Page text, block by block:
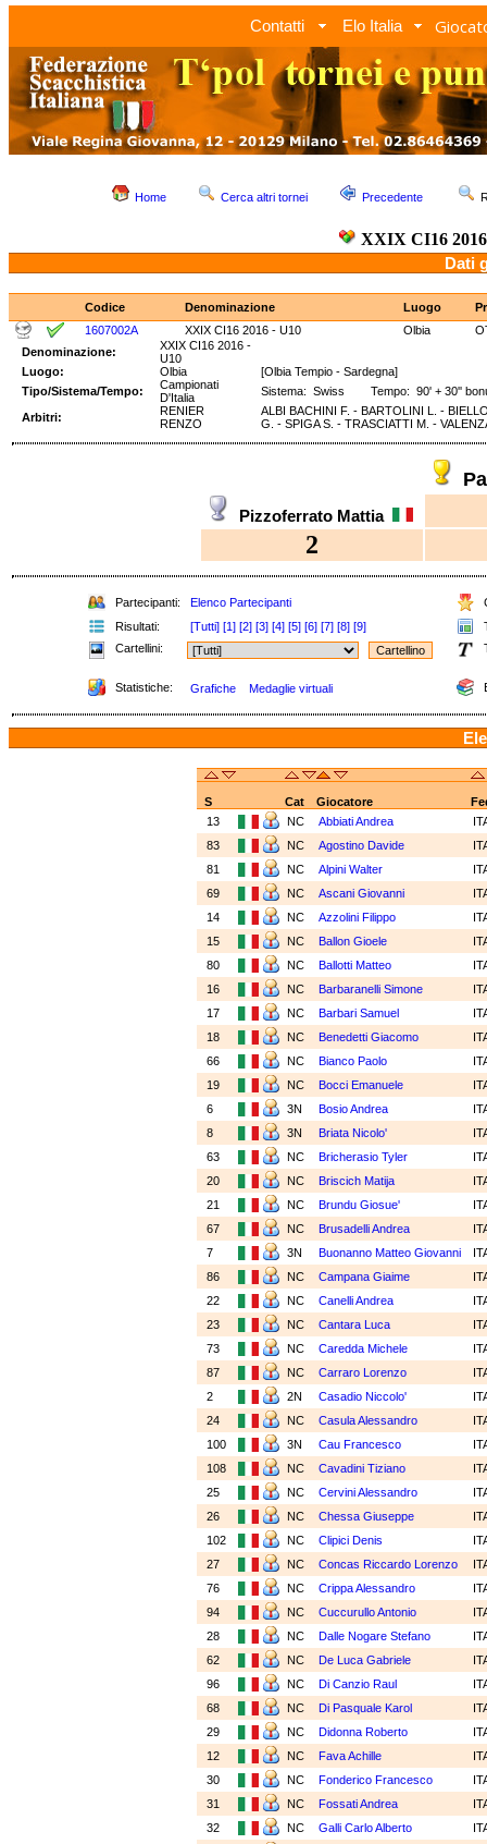
Contatti Elo Italia
Home Cerca altri tornei Precedente
XXIX CI16
Dati
Codice Denominazione Luogo
Pr
1607002A
XXIX CI16 2016 - U10 Olbia
Denominazione:
XXIX CI16 2016 -
U10
Luogo:
Olbia
[Olbia Tempio - Sardegna]
Tipo/Sistema/Tempo:
Campionati
D'Italia
Sistema: Swiss Tempo: 90' + 30''
Arbitri:
RENIER
RENZO
ALBI BACHINI F. - BARTOLINI L. -
G. - SPIGA S. - TRASCIATTI M. -
Pizzoferrato Mattia
2
Partecipanti: Elenco Partecipanti
Risultati:
[Tutti] [1] [2] [3] [4] [5] [6] [7] [8] [9]
Cartellini:
Statistiche: Grafiche Medaglie virtuali
S Cat Giocatore
13
NC Abbiati Andrea
83
NC Agostino Davide
81
NC Alpini Walter
69
NC Ascani Giovanni
14
NC Azzolini Filippo
15
NC Ballon Gioele
80
NC Ballotti Matteo
16
NC Barbaranelli Simone
17
NC Barbari Samuel
18
NC Benedetti Giacomo
66
NC Bianco Paolo
19
NC Bocci Emanuele
6
3N Bosio Andrea
8
3N Briata Nicolo'
63
NC Bricherasio Tyler
20
NC Briscich Matija
21
NC Brundu Giosue'
67
NC Brusadelli Andrea
7
3N Buonanno Matteo Giovanni
86
NC Campana Giaime
22
NC Canelli Andrea
23
NC Cantara Luca
73
NC Caredda Michele
87
NC Carraro Lorenzo
2
2N Casadio Niccolo'
24
NC Casula Alessandro
100
3N Cau Francesco
108
NC Cavadini Tiziano
25
NC Cervini Alessandro
26
NC Chessa Giuseppe
102
NC Clipici Denis
27
NC Concas Riccardo Lorenzo
76
NC Crippa Alessandro
94
NC Cuccurullo Antonio
28
NC Dalle Nogare Stefano
62
NC De Luca Gabriele
96
NC Di Canzio Raul
68
NC Di Pasquale Karol
29
NC Didonna Roberto
12
NC Fava Achille
30
NC Fonderico Francesco
31
NC Fossati Andrea
32
NC Galli Carlo Alberto